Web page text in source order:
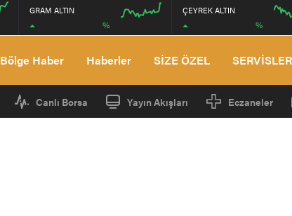
GRAM ALTIN
%
ÇEYREK ALTIN
%
Bölge Haber Haberler SİZE ÖZEL SERVİSLER
Canlı Borsa Yayın Akışları Eczaneler